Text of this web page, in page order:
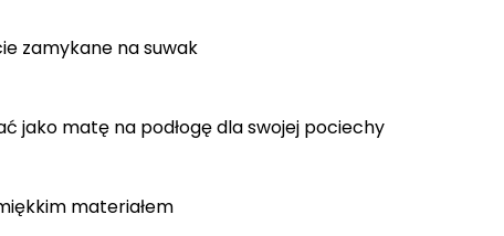
zamykane na suwak
jako matę na podłogę dla swojej pociechy
materiałem